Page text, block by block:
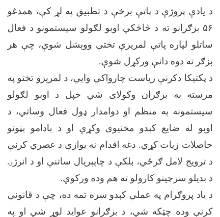
د یادې پروژې د پاتې برخې د تطبیق په لړ کې، همدغو
۵۶ بزګرانو ته د څاڅکي اوبو لګولو سیستمونو د فعال
ساتلو لپاره پاتې لمریزې تختې ووېشل شوې، چې هر
بزګر ته دوه دانې ورکړل شوې.
د پکتیکا دکرنې ریاست چارواکي وایي، د لمریزو تختو په
مرسته به بزګران وکولای شي خپل د اوبو لګولو
سیستمونه په منظم او دوامدار ډول فعال وساتي، د
اوبو له ضایع کېدو مخنیوی وکړي او د بادامو بڼونو
حاصلات زیات کړي. دغه اقدام نه یوازې د عصري کرنې
د ترویج لامل ګرځي، بلکې د چاپېریال ساتنې او د انرژۍ
د بدیلو سرچینو کارولو ته هم وده ورکوي.
د یاد پروګرام په عملي کېدو سره تمه ده، چې د قانوني
کرنې وده چټکه شي، د بزګرانو عواید لوړ شي او په